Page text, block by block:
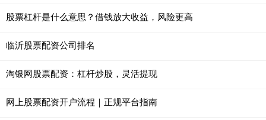
股票杠杆是什么意思？借钱放大收益，风险更高
临沂股票配资公司排名
淘银网股票配资：杠杆炒股，灵活提现
网上股票配资开户流程｜正规平台指南